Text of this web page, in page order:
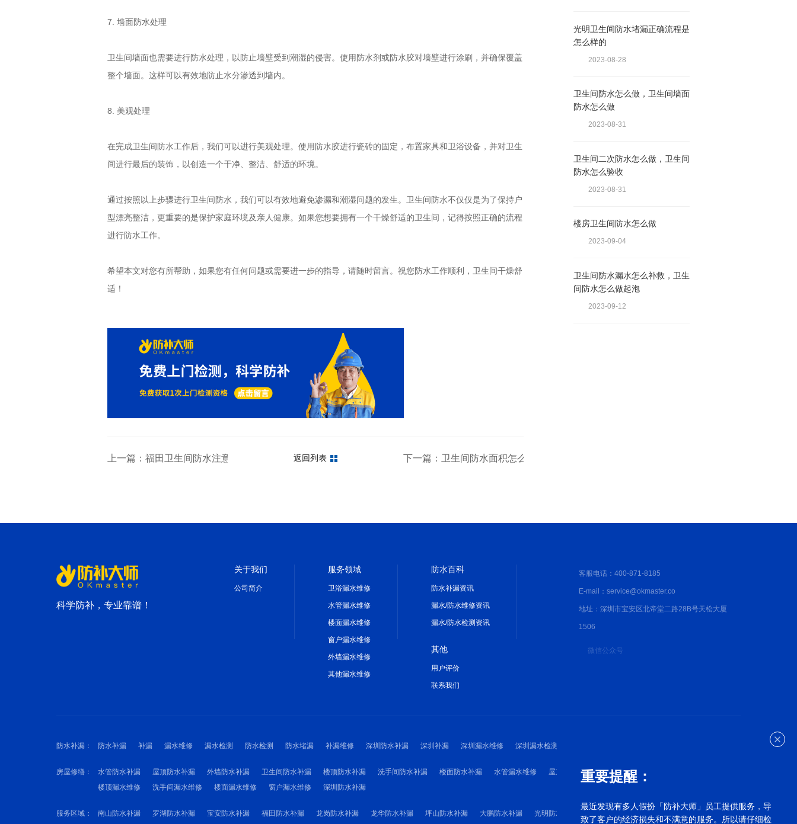
7. 墙面防水处理
卫生间墙面也需要进行防水处理，以防止墙壁受到潮湿的侵害。使用防水剂或防水胶对墙壁进行涂刷，并确保覆盖
整个墙面。这样可以有效地防止水分渗透到墙内。
8. 美观处理
在完成卫生间防水工作后，我们可以进行美观处理。使用防水胶进行瓷砖的固定，布置家具和卫浴设备，并对卫生
间进行最后的装饰，以创造一个干净、整洁、舒适的环境。
通过按照以上步骤进行卫生间防水，我们可以有效地避免渗漏和潮湿问题的发生。卫生间防水不仅仅是为了保持户
型漂亮整洁，更重要的是保护家庭环境及亲人健康。如果您想要拥有一个干燥舒适的卫生间，记得按照正确的流程
进行防水工作。
希望本文对您有所帮助，如果您有任何问题或需要进一步的指导，请随时留言。祝您防水工作顺利，卫生间干燥舒
适！
上一篇：福田卫生间防水注意事项你一定要知道返回列表 下一篇：卫生间防水面积怎么算，卫生间防水怎么验收
光明卫生间防水堵漏正确流程是
怎么样的
2023-08-28
卫生间防水怎么做，卫生间墙面
防水怎么做
2023-08-31
卫生间二次防水怎么做，卫生间
防水怎么验收
2023-08-31
楼房卫生间防水怎么做
2023-09-04
卫生间防水漏水怎么补救，卫生
间防水怎么做起泡
2023-09-12
科学防补，专业靠谱！
关于我们
公司简介
服务领域
卫浴漏水维修
水管漏水维修
楼面漏水维修
窗户漏水维修
外墙漏水维修
其他漏水维修
防水百科
防水补漏资讯
漏水/防水维修资讯
漏水/防水检测资讯
其他
用户评价
联系我们
客服电话：400-871-8185
E-mail：service@okmaster.co
地址：深圳市宝安区北帝堂二路28B号天松大厦
1506
微信公众号
防水补漏： 防水补漏 补漏 漏水维修 漏水检测 防水检测 防水堵漏 补漏维修 深圳防水补漏 深圳补漏 深圳漏水维修 深圳漏水检测
房屋修缮： 水管防水补漏 屋顶防水补漏 外墙防水补漏 卫生间防水补漏 楼顶防水补漏 洗手间防水补漏 楼面防水补漏 水管漏水维修 屋顶漏水维修 外墙漏水维修
楼顶漏水维修
洗手间漏水维修 楼面漏水维修 窗户漏水维修 深圳防水补漏
服务区域： 南山防水补漏 罗湖防水补漏 宝安防水补漏 福田防水补漏 龙岗防水补漏 龙华防水补漏 坪山防水补漏 大鹏防水补漏 光明防水补漏 罗湖漏水维修 宝安漏水维修
重要提醒：
最近发现有多人假扮「防补大师」员工提供服务，导
致了客户的经济损失和不满意的服务。所以请仔细检